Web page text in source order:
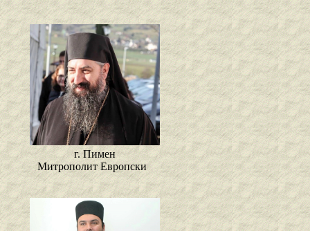
г. Пимен
Митрополит Европски